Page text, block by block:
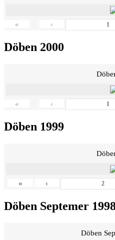
« ‹
Döben 2000
« ‹
Döben 1999
« ‹
Döben Septemer
Döben